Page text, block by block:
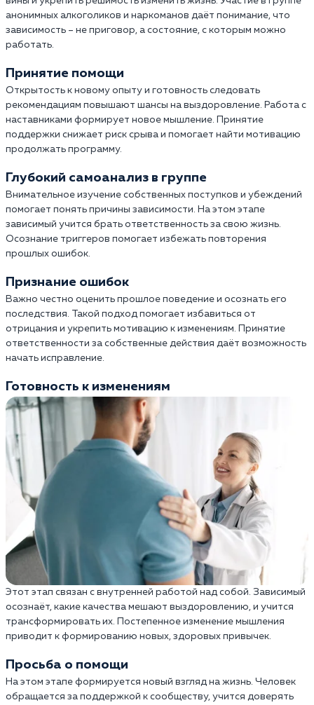
анонимных алкоголиков и наркоманов даёт понимание, что
зависимость – не приговор, а состояние, с которым можно
работать.
Принятие помощи
Открытость к новому опыту и готовность следовать
рекомендациям повышают шансы на выздоровление. Работа с
наставниками формирует новое мышление. Принятие
поддержки снижает риск срыва и помогает найти мотивацию
продолжать программу.
Глубокий самоанализ в группе
Внимательное изучение собственных поступков и убеждений
помогает понять причины зависимости. На этом этапе
зависимый учится брать ответственность за свою жизнь.
Осознание триггеров помогает избежать повторения
прошлых ошибок.
Признание ошибок
Важно честно оценить прошлое поведение и осознать его
последствия. Такой подход помогает избавиться от
отрицания и укрепить мотивацию к изменениям. Принятие
ответственности за собственные действия даёт возможность
начать исправление.
Готовность к изменениям
Этот этап связан с внутренней работой над собой. Зависимый
осознаёт, какие качества мешают выздоровлению, и учится
трансформировать их. Постепенное изменение мышления
приводит к формированию новых, здоровых привычек.
Просьба о помощи
На этом этапе формируется новый взгляд на жизнь. Человек
обращается за поддержкой к сообществу, учится доверять